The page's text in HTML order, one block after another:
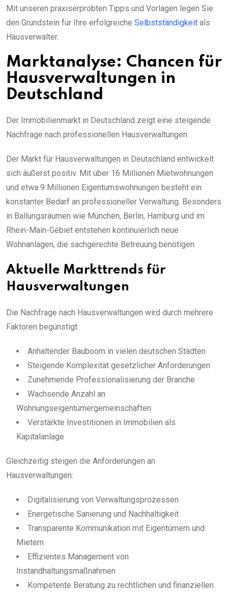
Mit unseren praxiserprobten Tipps und Vorlagen legen Sie
den Grundstein für Ihre erfolgreiche Selbstständigkeit als
Hausverwalter.
Marktanalyse: Chancen für
Hausverwaltungen in
Deutschland
Der Immobilienmarkt in Deutschland zeigt eine steigende
Nachfrage nach professionellen Hausverwaltungen
Der Markt für Hausverwaltungen in Deutschland entwickelt
sich äußerst positiv. Mit über 16 Millionen Mietwohnungen
und etwa 9 Millionen Eigentumswohnungen besteht ein
konstanter Bedarf an professioneller Verwaltung. Besonders
in Ballungsräumen wie München, Berlin, Hamburg und im
Rhein-Main-Gebiet entstehen kontinuierlich neue
Wohnanlagen, die sachgerechte Betreuung benötigen.
Aktuelle Markttrends für
Hausverwaltungen
Die Nachfrage nach Hausverwaltungen wird durch mehrere
Faktoren begünstigt:
Anhaltender Bauboom in vielen deutschen Städten
Steigende Komplexität gesetzlicher Anforderungen
Zunehmende Professionalisierung der Branche
Wachsende Anzahl an
Wohnungseigentümergemeinschaften
Verstärkte Investitionen in Immobilien als
Kapitalanlage
Gleichzeitig steigen die Anforderungen an
Hausverwaltungen:
Digitalisierung von Verwaltungsprozessen
Energetische Sanierung und Nachhaltigkeit
Transparente Kommunikation mit Eigentümern und
Mietern
Effizientes Management von
Instandhaltungsmaßnahmen
Kompetente Beratung zu rechtlichen und finanziellen